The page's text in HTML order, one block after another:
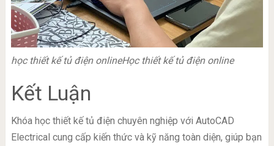
học thiết kế tủ điện onlineHọc thiết kế tủ điện online
Kết Luận
Khóa học thiết kế tủ điện chuyên nghiệp với AutoCAD
Electrical cung cấp kiến thức và kỹ năng toàn diện, giúp bạn